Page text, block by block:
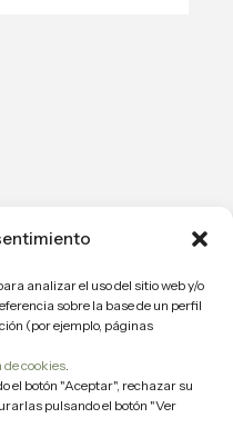
analizar el uso del sitio web y/o
sobre la base de un perfil
(por ejemplo, páginas
de cookies.
el botón "Aceptar", rechazar su
pulsando el botón "Ver